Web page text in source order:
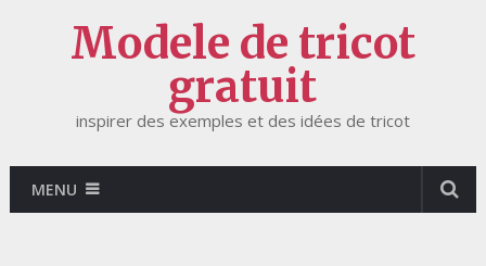
Modele de tricot
gratuit
inspirer des exemples et des idées de tricot
MENU